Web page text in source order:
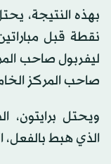
نقطة قبل
ليفربول صاحب
صاحب المركز
الذي هبط بالفعل،